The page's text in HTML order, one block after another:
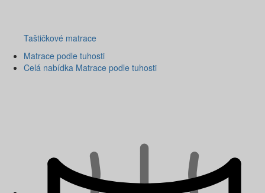
Taštičkové matrace
Matrace podle tuhosti
Celá nabídka Matrace podle tuhosti